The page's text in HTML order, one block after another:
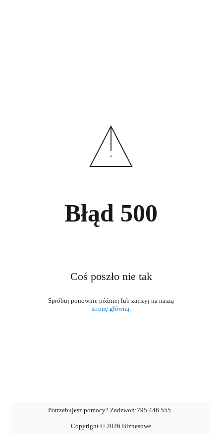
Błąd 500
Coś poszło nie tak
stronę główną.
Potrzebujesz pomocy? Zadzwoń:795 446 555.
Copyright © 2026 Biznesowe